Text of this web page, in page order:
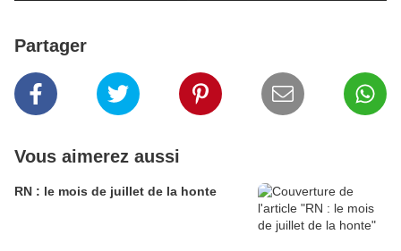
Partager
Vous aimerez aussi
RN : le mois de juillet de la honte